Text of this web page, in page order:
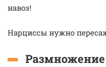
навоз!
Нарциссы нужно
Размножение